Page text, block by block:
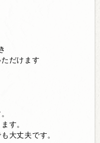
だけます
す。
大丈夫です。